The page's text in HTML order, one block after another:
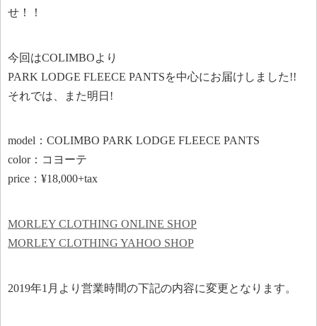
せ！！
今回はCOLIMBOより
PARK LODGE FLEECE PANTSを中心にお届けしました!!
それでは、また明日!
model：COLIMBO PARK LODGE FLEECE PANTS
color：コヨーテ
price：¥18,000+tax
MORLEY CLOTHING ONLINE SHOP
MORLEY CLOTHING YAHOO SHOP
2019年1月より営業時間の下記の内容に変更となります。